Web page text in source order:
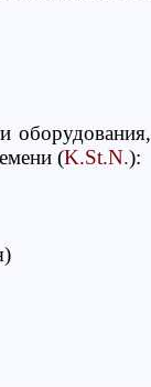
(K.St.N.):